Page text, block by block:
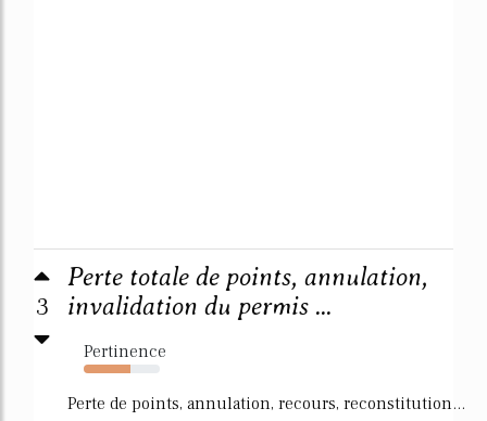
3
Perte totale de points, annulation,
invalidation du permis ...
Pertinence
62%
Perte de points, annulation, recours, reconstitution...